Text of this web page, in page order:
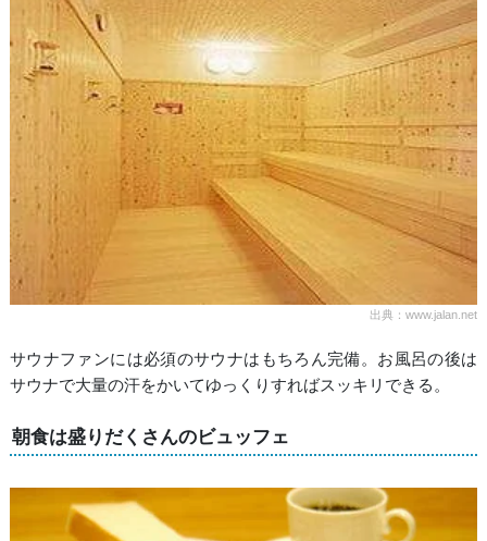
出典：www.jalan.net
サウナファンには必須のサウナはもちろん完備。お風呂の後は
サウナで大量の汗をかいてゆっくりすればスッキリできる。
朝食は盛りだくさんのビュッフェ